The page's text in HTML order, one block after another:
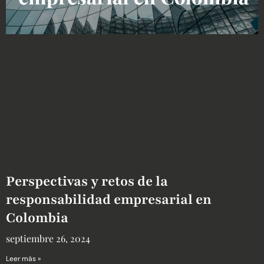
Perspectivas y retos de la
responsabilidad empresarial en
Colombia
septiembre 26, 2024
Leer más »